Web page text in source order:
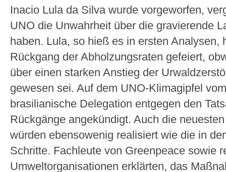
Inacio Lula da Silva wurde vorgeworfen,
UNO die Unwahrheit über die gravierende
haben. Lula, so hieß es in ersten Analysen,
Rückgang der Abholzungsraten gefeiert,
über einen starken Anstieg der
gewesen sei. Auf dem UNO-Klimagipfel
brasilianische Delegation entgegen den
Rückgänge angekündigt. Auch die
würden ebensowenig realisiert wie die in
Schritte. Fachleute von Greenpeace sowie
Umweltorganisationen erklärten, das